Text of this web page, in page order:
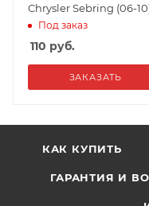
Chrysler Sebring (06-
Под заказ
110 руб.
ЗАКАЗАТЬ
КАК КУПИТЬ
ГАРАНТИЯ И